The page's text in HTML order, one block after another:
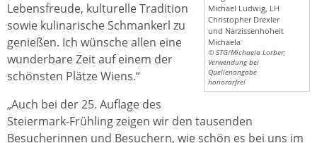
Michael Ludwig, LH
Christopher Drexler
und Narzissenhoheit
Michaela
© STG/Michaela Lorber;
Verwendung bei
Quellenangabe
honorarfrei
Lebensfreude, kulturelle Tradition
sowie kulinarische Schmankerl zu
genießen. Ich wünsche allen eine
wunderbare Zeit auf einem der
schönsten Plätze Wiens.“
„Auch bei der 25. Auflage des
Steiermark-Frühling zeigen wir den tausenden
Besucherinnen und Besuchern, wie schön es bei uns im